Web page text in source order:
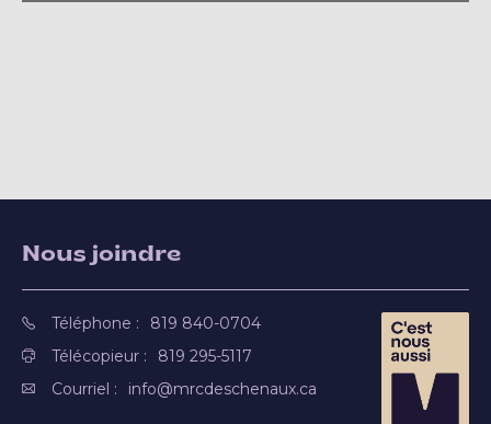
Nous joindre
Téléphone :
819 840-0704
Télécopieur :
819 295-5117
Courriel :
info@mrcdeschenaux.ca